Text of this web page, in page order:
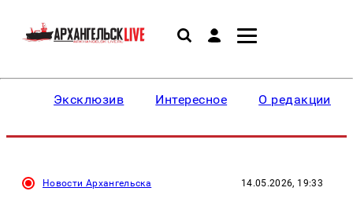
Эксклюзив Интересное О редакции
Новости Архангельска 14.05.2026, 19:33